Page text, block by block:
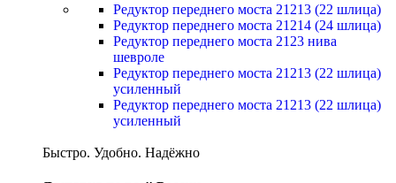
Редуктор переднего моста 21213 (22 шлица)
Редуктор переднего моста 21214 (24 шлица)
Редуктор переднего моста 2123 нива
шевроле
Редуктор переднего моста 21213 (22 шлица)
усиленный
Редуктор переднего моста 21213 (22 шлица)
усиленный
Быстро. Удобно. Надёжно